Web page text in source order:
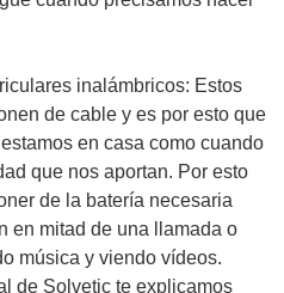
inalámbricos: Estos
de cable y es por esto que
en casa como cuando
que nos aportan. Por esto
de la batería necesaria
en mitad de una llamada o
música y viendo vídeos.
de Solvetic te explicamos